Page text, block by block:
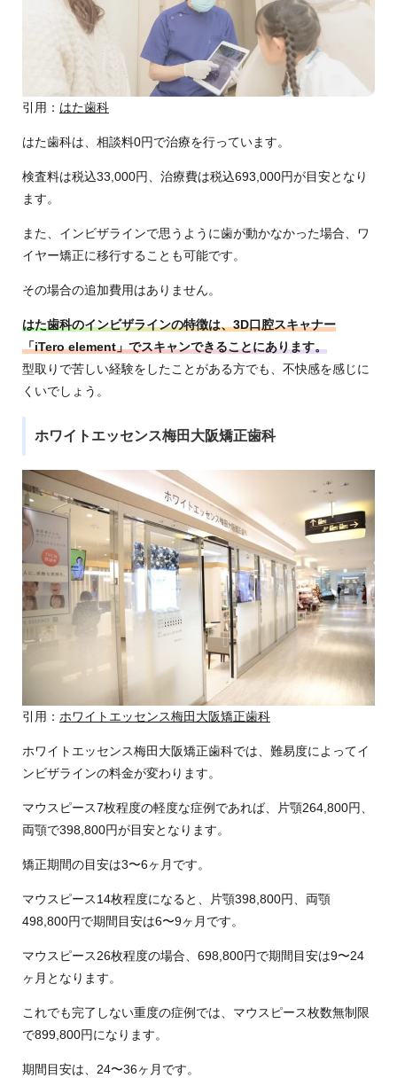
引用： はた歯科
はた歯科は、相談料0円で治療を行っています。
検査料は税込33,000円、治療費は税込693,000円が目安となり
ます。
また、インビザラインで思うように歯が動かなかった場合、ワ
イヤー矯正に移行することも可能です。
その場合の追加費用はありません。
はた歯科のインビザラインの特徴は、3D口腔スキャナー
「iTero element」でスキャンできることにあります。
型取りで苦しい経験をしたことがある方でも、不快感を感じに
くいでしょう。
ホワイトエッセンス梅田大阪矯正歯科
引用： ホワイトエッセンス梅田大阪矯正歯科
ホワイトエッセンス梅田大阪矯正歯科では、難易度によってイ
ンビザラインの料金が変わります。
マウスピース7枚程度の軽度な症例であれば、片顎264,800円、
両顎で398,800円が目安となります。
矯正期間の目安は3〜6ヶ月です。
マウスピース14枚程度になると、片顎398,800円、両顎
498,800円で期間目安は6〜9ヶ月です。
マウスピース26枚程度の場合、698,800円で期間目安は9〜24
ヶ月となります。
これでも完了しない重度の症例では、マウスピース枚数無制限
で899,800円になります。
期間目安は、24〜36ヶ月です。